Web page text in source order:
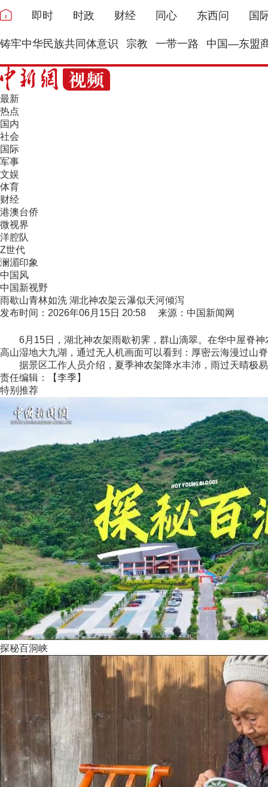
即时 时政 财经 同心 东西问 国
铸牢中华民族共同体意识 宗教 一带一路 中国—东盟
最新
热点
国内
社会
国际
军事
文娱
体育
财经
港澳台侨
微视界
洋腔队
Z世代
澜湄印象
中国风
中国新视野
雨歇山青林如洗 湖北神农架云瀑似天河倾泻
发布时间：2026年06月15日 20:58 来源：中国新闻网
6月15日，湖北神农架雨歇初霁，群山滴翠。在华中屋脊神
高山湿地大九湖，通过无人机画面可以看到：厚密云海漫过山
据景区工作人员介绍，夏季神农架降水丰沛，雨过天晴极易
责任编辑：【李季】
特别推荐
探秘百洞峡